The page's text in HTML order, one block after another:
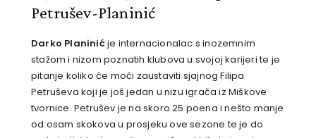
Petrušev-Planinić
Darko Planinićje internacionalac s inozemnim
stažom i nizom poznatih klubova u svojoj karijeri te je
pitanje koliko će moći zaustaviti sjajnog Filipa
Petruševa koji je još jedan u nizu igrača iz Miškove
tvornice. Petrušev je na skoro 25 poena i nešto manje
od osam skokova u prosjeku ove sezone te je do